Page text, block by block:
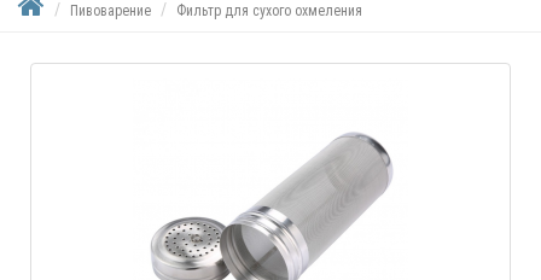
Пивоварение Фильтр для сухого охмеления